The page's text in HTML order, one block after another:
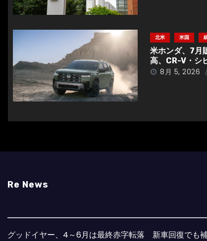
シ
ョ
ン
北米 米国
米ホンダ、7
高、CR-V・シ
8月 5, 2026
Re News
グッドイヤー、4～6月は最終赤字転落 新車回復でも